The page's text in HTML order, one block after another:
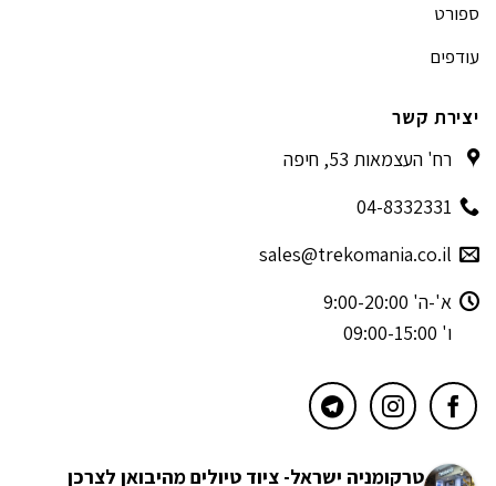
ספורט
עודפים
יצירת קשר
רח' העצמאות 53, חיפה
04-8332331
sales@trekomania.co.il
א'-ה' 9:00-20:00
ו' 09:00-15:00
טרקומניה ישראל- ציוד טיולים מהיבואן לצרכן